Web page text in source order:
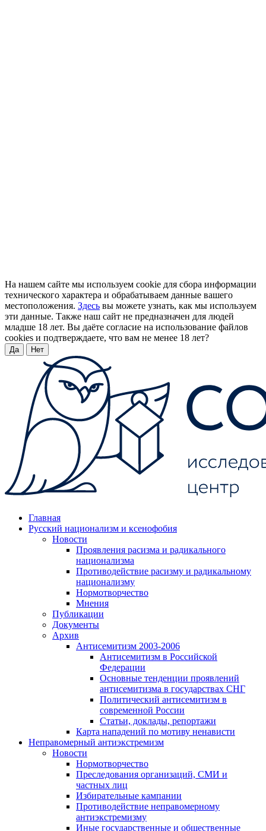
На нашем сайте мы используем cookie для сбора информации
технического характера и обрабатываем данные вашего
местоположения. Здесь вы можете узнать, как мы используем
эти данные. Также наш сайт не предназначен для людей
младше 18 лет. Вы даёте согласие на использование файлов
cookies и подтверждаете, что вам не менее 18 лет?
Да Нет
Главная
Русский национализм и ксенофобия
Новости
Проявления расизма и радикального
национализма
Противодействие расизму и радикальному
национализму
Нормотворчество
Мнения
Публикации
Документы
Архив
Антисемитизм 2003-2006
Антисемитизм в Российской
Федерации
Основные тенденции проявлений
антисемитизма в государствах СНГ
Политический антисемитизм в
современной России
Статьи, доклады, репортажи
Карта нападений по мотиву ненависти
Неправомерный антиэкстремизм
Новости
Нормотворчество
Преследования организаций, СМИ и
частных лиц
Избирательные кампании
Противодействие неправомерному
антиэкстремизму
Иные государственные и общественные